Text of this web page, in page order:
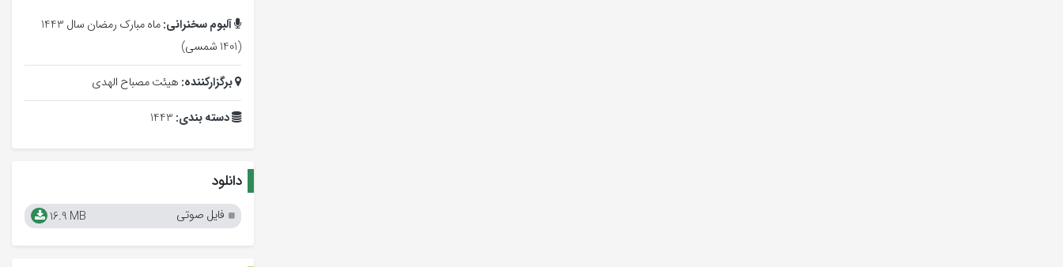
آلبوم سخنرانی:
ماه مبارک رمضان سال 1443
(1401 شمسی)
برگزارکننده: هیئت مصباح الهدی
دسته بندی: 1443
دانلود
فایل صوتی 16.9 MB